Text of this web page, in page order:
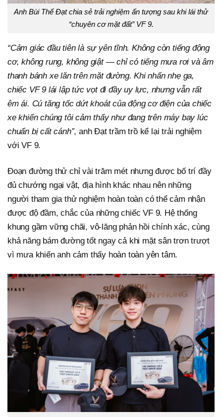
Anh Bùi Thế Đạt chia sẻ trải nghiệm ấn tượng sau khi lái thử
“chuyên cơ mặt đất” VF 9.
“Cảm giác đầu tiên là sự yên tĩnh. Không còn tiếng động
cơ, không rung, không giật — chỉ có tiếng mưa rơi và âm
thanh bánh xe lăn trên mặt đường. Khi nhấn nhẹ ga,
chiếc VF 9 lái lập tức vọt đi đầy uy lực, nhưng vẫn rất
êm ái. Cú tăng tốc dứt khoát của động cơ điện của chiếc
xe khiến chúngtôicảm thấy như đang trên máy bay lúc
chuẩn bị cất cánh”, anh Đạt trầm trồ kể lại trải nghiệm
với VF 9.
Đoạn đường thử chỉ vài trăm mét nhưng được bố trí đầy
đủ chướng ngại vật, địa hình khác nhau nên những
người tham gia thử nghiệm hoàn toàn có thể cảm nhận
được độ đầm, chắc của những chiếc VF 9. Hệ thống
khung gầm vững chãi, vô-lăng phản hồi chính xác, cùng
khả năng bám đường tốt ngay cả khi mặt sân trơn trượt
vì mưa khiến anh cảm thấy hoàn toàn yên tâm.